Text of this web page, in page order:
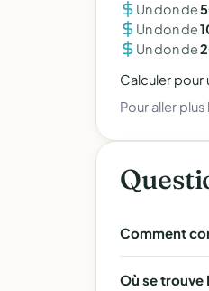
Un don de
Un don de
Un don de
Calculer pour
Pour aller plus
Comment
Où se trouve